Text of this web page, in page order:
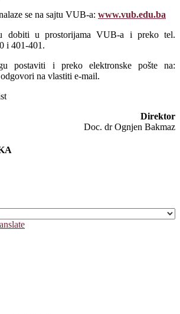
se na sajtu VUB-a: www.vub.edu.ba
dobiti u prostorijama VUB-a i preko tel.
i 401-401.
postaviti i preko elektronske pošte na:
na vlastiti e-mail.
Direktor
Doc. dr Ognjen Bakmaz